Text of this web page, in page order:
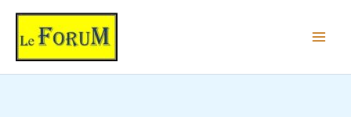
Aller
contenu
du
17°